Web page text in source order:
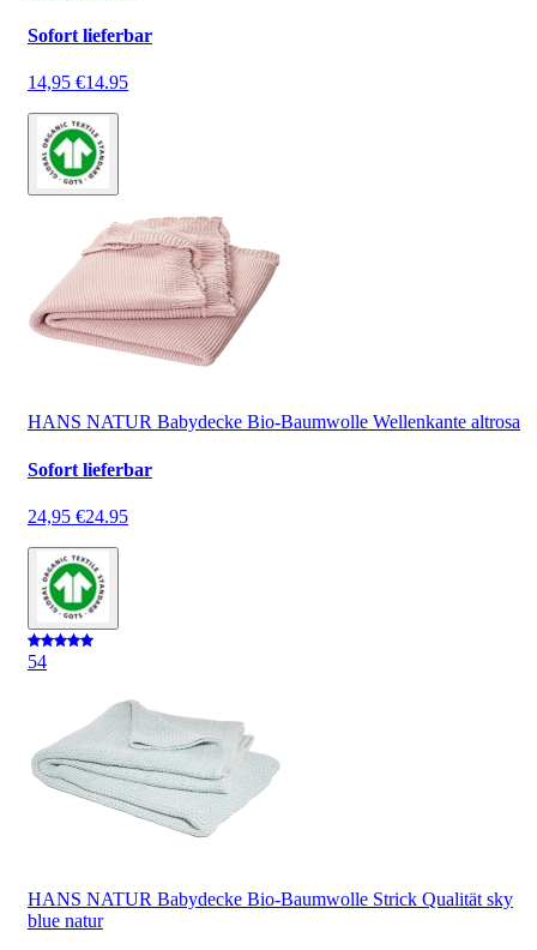
Sofort lieferbar
14,95 €14.95
HANS NATUR Babydecke Bio-Baumwolle Wellenkante altrosa
Sofort lieferbar
24,95 €24.95
54
HANS NATUR Babydecke Bio-Baumwolle Strick Qualität sky
blue natur